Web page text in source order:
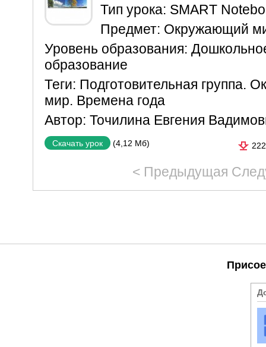
Тип урока: SMART
Предмет: Окружающий
Уровень образования:
образование
Теги: Подготовительная группа.
мир. Времена года
Автор: Точилина Евгения
Скачать урок (4,12 Мб) 222
< Предыдущая